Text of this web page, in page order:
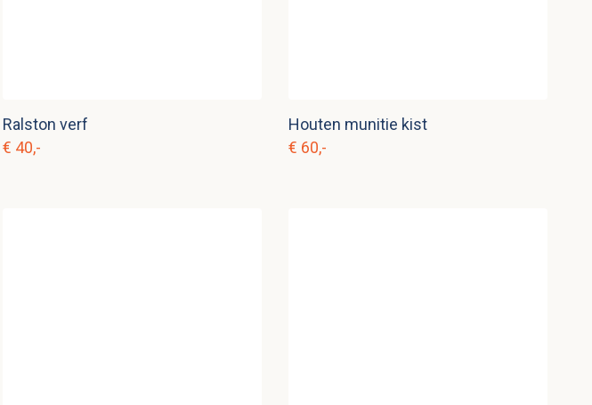
Ralston verf
€ 40,-
Houten munitie kist
€ 60,-